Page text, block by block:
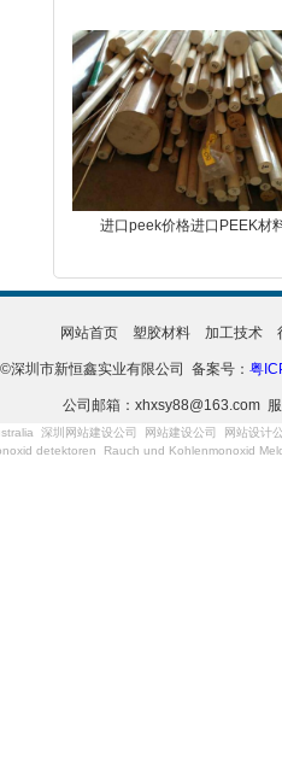
进口peek价格进口PEEK材
网站首页 塑胶材料 加工技术
深圳市新恒鑫实业有限公司 备案号： 粤
公司邮箱：xhxsy88@163.com
深圳网站建设公司 网站建设公司
网站设计
detektoren Rauch und Kohlenmonoxid